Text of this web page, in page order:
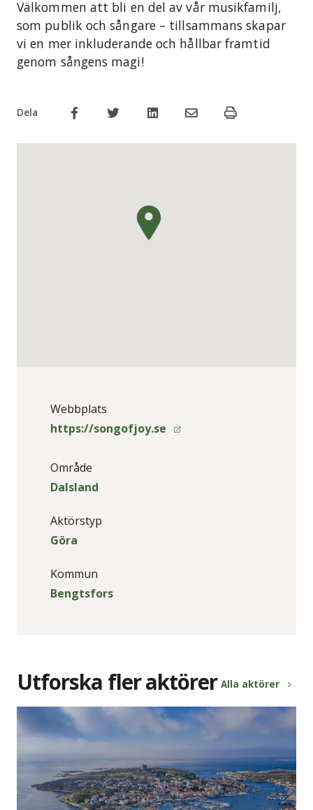
Välkommen att bli en del av vår musikfamilj,
som publik och sångare – tillsammans skapar
vi en mer inkluderande och hållbar framtid
genom sångens magi!
Dela
Webbplats
https://songofjoy.se
Område
Dalsland
Aktörstyp
Göra
Kommun
Bengtsfors
Utforska fler aktörer Alla aktörer